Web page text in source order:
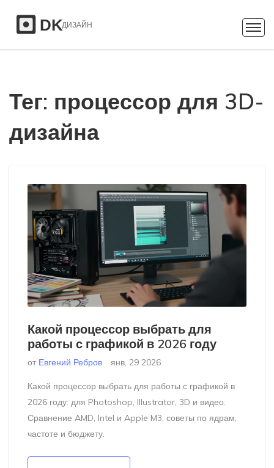
Тег: процессор для 3D-
дизайна
Какой процессор выбрать для
работы с графикой в 2026 году
от Евгений Ребров янв, 29 2026
Какой процессор выбрать для работы с графикой в
2026 году: для Photoshop, Illustrator, 3D и видео.
Сравнение AMD, Intel и Apple M3, советы по ядрам,
частоте и бюджету.